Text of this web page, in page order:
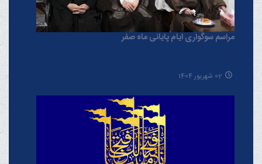
مراسم سوگواری ایام پایانی ماه صفر
02 شهریور 1404